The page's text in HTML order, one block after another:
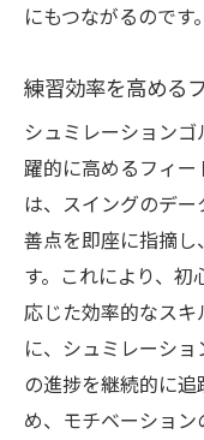
にもつながるのです。
練習効率を高める
シュミレーション
躍的に高めるフィ
は、スイングのデ
善点を即座に指摘
す。これにより、
応じた効率的なス
に、シュミレーシ
の進捗を継続的に
め、モチベーショ